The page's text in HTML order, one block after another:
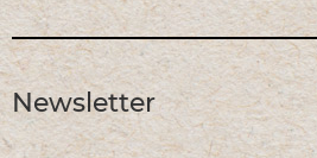
Newsletter